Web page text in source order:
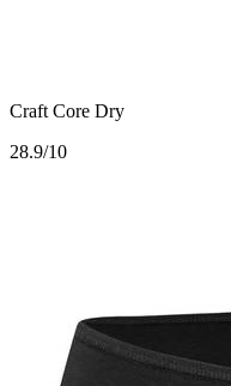
Craft Core Dry
28.9/10